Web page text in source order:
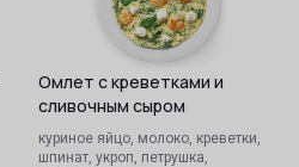
Омлет с креветками и
сливочным сыром
куриное яйцо, молоко, креветки,
шпинат, укроп, петрушка,